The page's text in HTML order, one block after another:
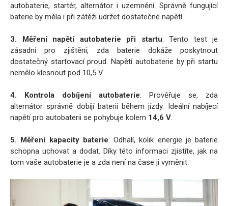
autobaterie, startér, alternátor i uzemnění. Správně fungující
baterie by měla i při zátěži udržet dostatečné napětí.
3. Měření napětí autobaterie při startu: Tento test je
zásadní pro zjištění, zda baterie dokáže poskytnout
dostatečný startovací proud. Napětí autobaterie by při startu
nemělo klesnout pod 10,5 V.
4. Kontrola dobíjení autobaterie: Prověřuje se, zda
alternátor správně dobíjí baterii během jízdy. Ideální nabíjecí
napětí pro autobaterii se pohybuje kolem 14,6 V.
5. Měření kapacity baterie: Odhalí, kolik energie je baterie
schopna uchovat a dodat. Díky této informaci zjistíte, jak na
tom vaše autobaterie je a zda není na čase ji vyměnit.